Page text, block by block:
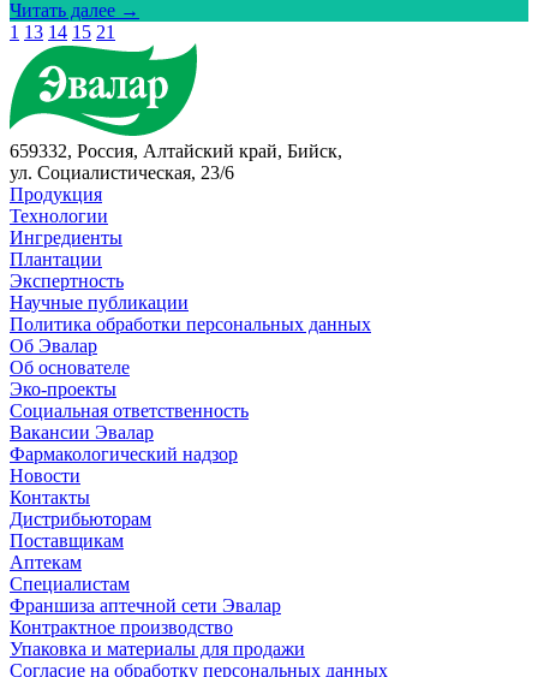
Читать далее →
1 13 14 15 21
659332, Россия, Алтайский край, Бийск,
ул. Социалистическая, 23/6
Продукция
Технологии
Ингредиенты
Плантации
Экспертность
Научные публикации
Политика обработки персональных данных
Об Эвалар
Об основателе
Эко-проекты
Социальная ответственность
Вакансии Эвалар
Фармакологический надзор
Новости
Контакты
Дистрибьюторам
Поставщикам
Аптекам
Специалистам
Франшиза аптечной сети Эвалар
Контрактное производство
Упаковка и материалы для продажи
Согласие на обработку персональных данных